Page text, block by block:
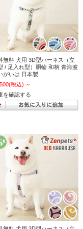
無料 犬用 3D型ハーネス（立
/ 足入れ型）胴輪 和柄 青海波
がいは 日本製
(税込) ～
を確認する